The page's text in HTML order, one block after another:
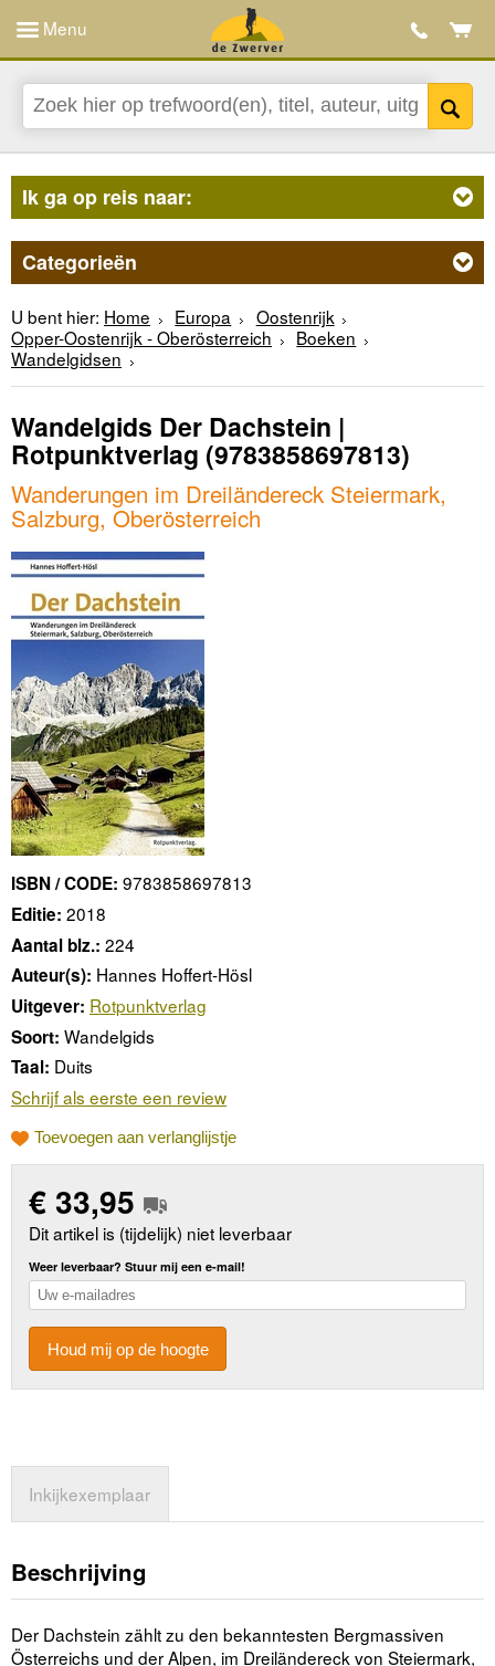
Menu
Ik ga op reis naar:
Categorieën
U bent hier: Home Europa
Oostenrijk
Opper-Oostenrijk - Oberösterreich
Boeken
Wandelgidsen
Wandelgids Der Dachstein |
Rotpunktverlag (9783858697813)
Wanderungen im Dreiländereck Steiermark,
Salzburg, Oberösterreich
ISBN / CODE: 9783858697813
Editie: 2018
Aantal blz.: 224
Auteur(s): Hannes Hoffert-Hösl
Uitgever: Rotpunktverlag
Soort: Wandelgids
Taal: Duits
Schrijf als eerste een review
Toevoegen aan verlanglijstje
€ 33,95
Dit artikel is (tijdelijk) niet leverbaar
Weer leverbaar? Stuur mij een e-mail!
Houd mij op de hoogte
Inkijkexemplaar
Beschrijving
Der Dachstein zählt zu den bekanntesten Bergmassiven
Österreichs und der Alpen, im Dreiländereck von Steiermark,